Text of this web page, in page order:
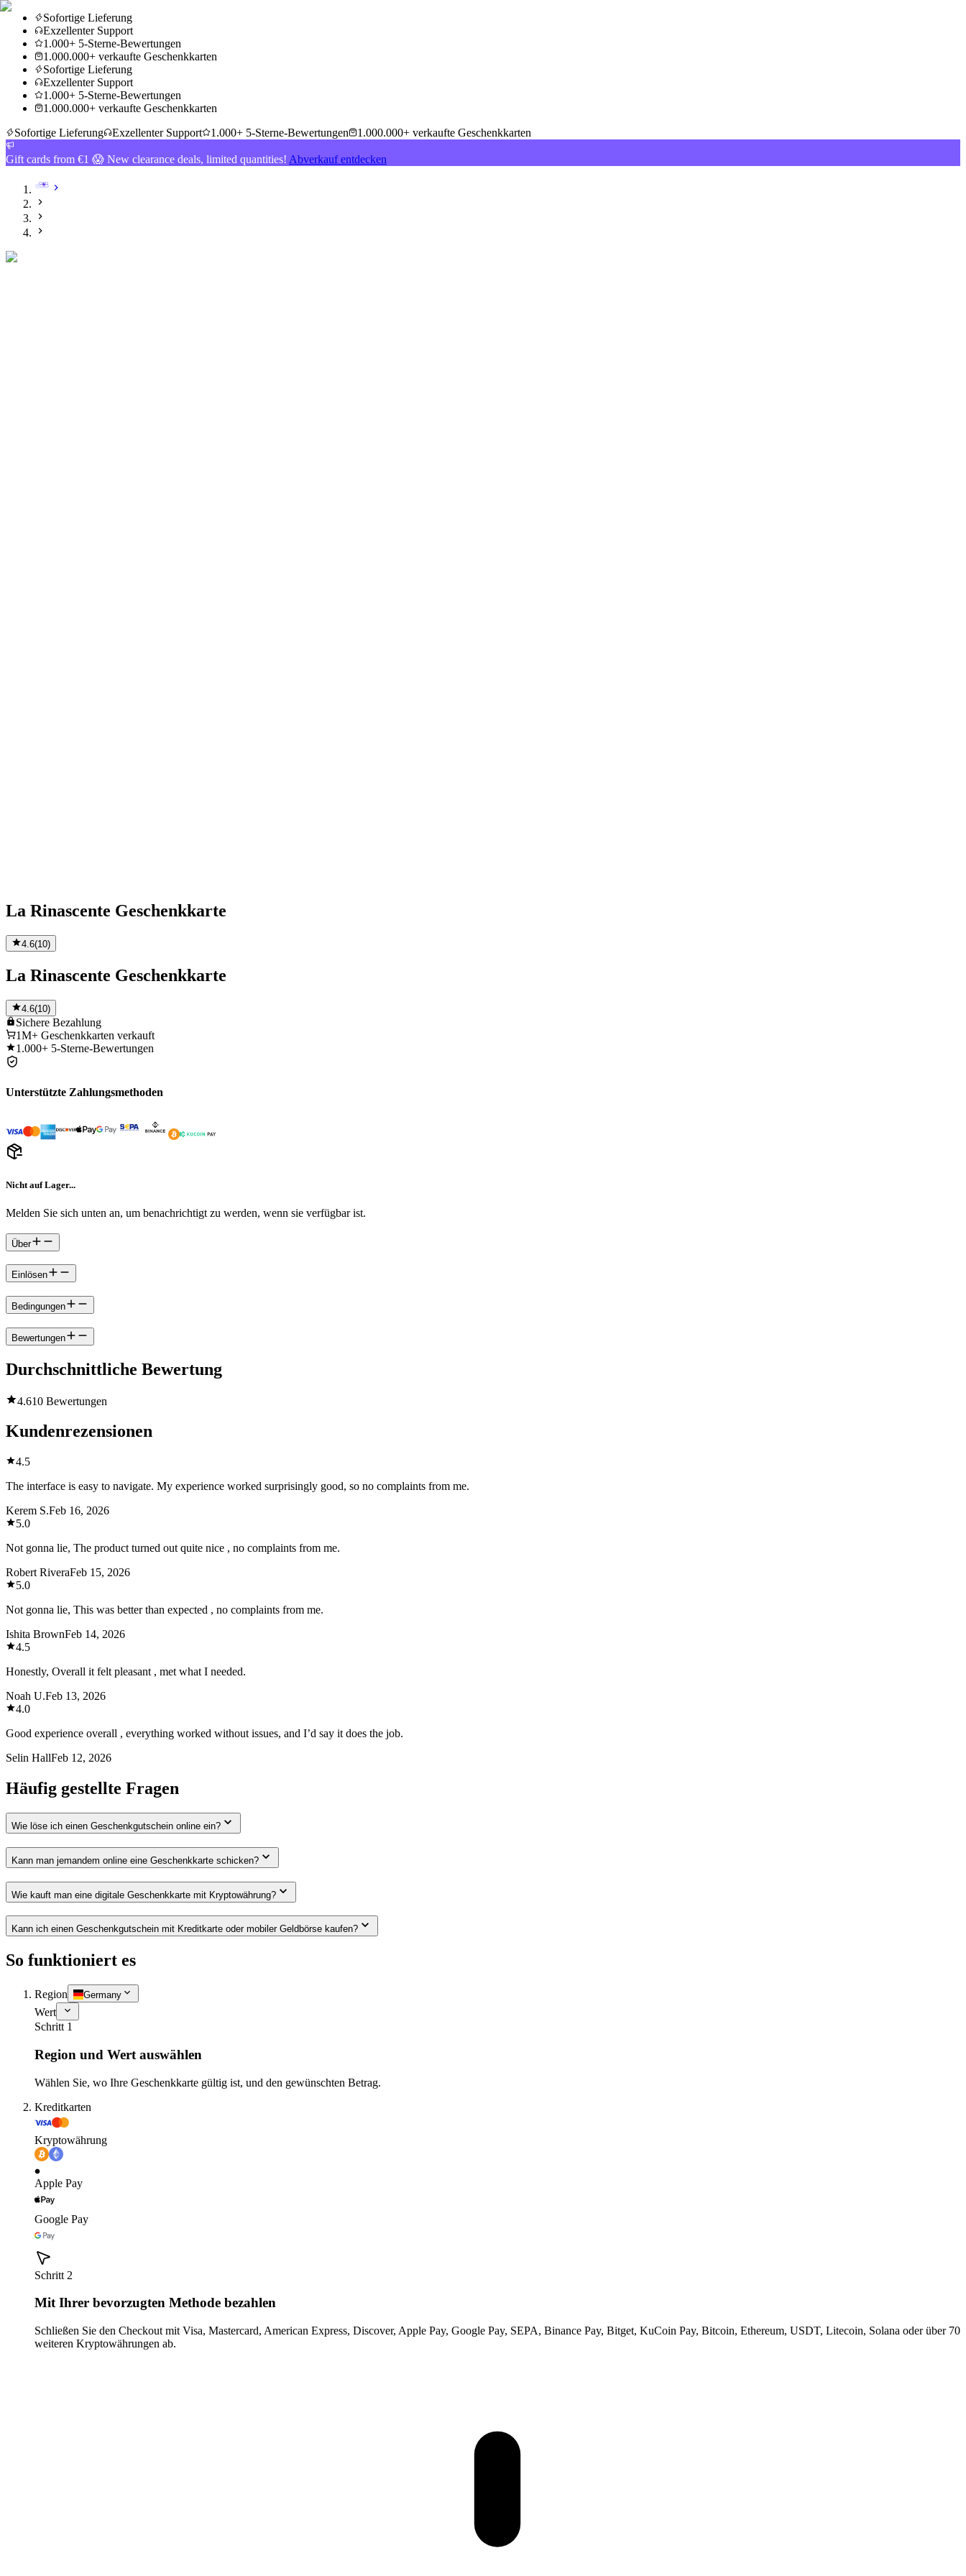
Sofortige Lieferung
Exzellenter Support
1.000+ 5-Sterne-Bewertungen
1.000.000+ verkaufte Geschenkkarten
Sofortige Lieferung
Exzellenter Support
1.000+ 5-Sterne-Bewertungen
1.000.000+ verkaufte Geschenkkarten
Sofortige Lieferung
Exzellenter Support 1.000+ 5-Sterne-Bewertungen 1.000.000+ verkaufte Geschenkkarten
Gift cards from €1 😱 New clearance deals, limited quantities! Abverkauf entdecken
La Rinascente Geschenkkarte
4.6(10)
La Rinascente Geschenkkarte
4.6(10)
Sichere Bezahlung
1M+ Geschenkkarten verkauft
1.000+ 5-Sterne-Bewertungen
Unterstützte Zahlungsmethoden
Nicht auf Lager...
Melden Sie sich unten an, um benachrichtigt zu werden, wenn sie verfügbar ist.
Über
Einlösen
Bedingungen
Bewertungen
Durchschnittliche Bewertung
4.610 Bewertungen
Kundenrezensionen
4.5
The interface is easy to navigate. My experience worked surprisingly good, so no complaints from me.
Kerem S.Feb 16, 2026
5.0
Not gonna lie, The product turned out quite nice , no complaints from me.
Robert RiveraFeb 15, 2026
5.0
Not gonna lie, This was better than expected , no complaints from me.
Ishita BrownFeb 14, 2026
4.5
Honestly, Overall it felt pleasant , met what I needed.
Noah U.Feb 13, 2026
4.0
Good experience overall , everything worked without issues, and I’d say it does the job.
Selin HallFeb 12, 2026
Häufig gestellte Fragen
Wie löse ich einen Geschenkgutschein online ein?
Kann man jemandem online eine Geschenkkarte schicken?
Wie kauft man eine digitale Geschenkkarte mit Kryptowährung?
Kann ich einen Geschenkgutschein mit Kreditkarte oder mobiler Geldbörse kaufen?
So funktioniert es
Region Germany
Wert
Schritt 1
Region und Wert auswählen
Wählen Sie, wo Ihre Geschenkkarte gültig ist, und den gewünschten Betrag.
Kreditkarten
Kryptowährung
Apple Pay
Google Pay
Schritt 2
Mit Ihrer bevorzugten Methode bezahlen
Schließen Sie den Checkout mit Visa, Mastercard, American Express, Discover, Apple Pay, Google Pay, SEPA, Binance Pay, Bitget, KuCoin Pay, Bitcoin, Ethereum, USDT, Litecoin, Solana oder über 70
weiteren Kryptowährungen ab.